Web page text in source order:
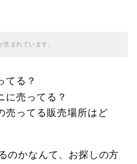
含まれています。
てる？
に売ってる？
売ってる販売場所はど
のかなんて、お探しの方